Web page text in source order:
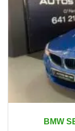
BMW